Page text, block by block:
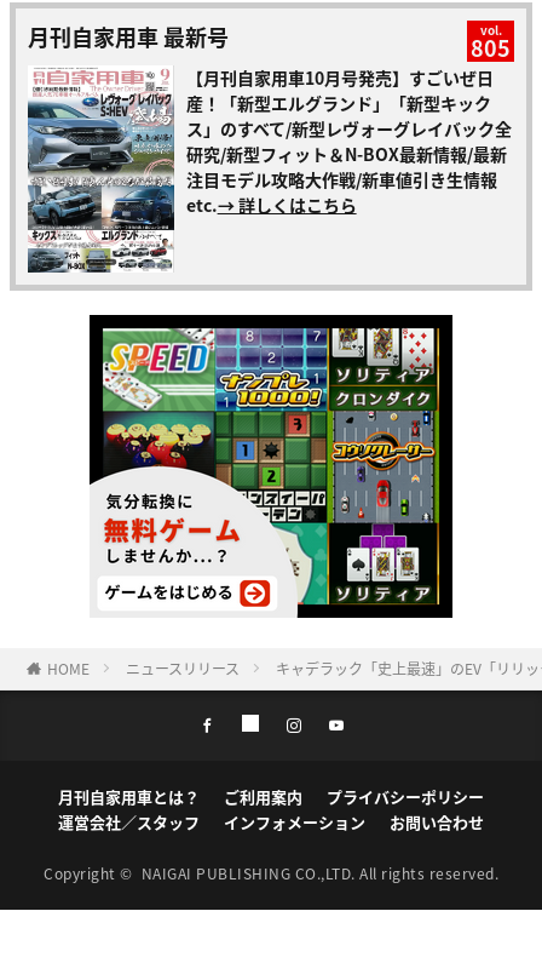
月刊自家用車 最新号 vol.
805
【月刊自家用車10月号発売】すごいぜ日
産！「新型エルグランド」「新型キック
ス」のすべて/新型レヴォーグレイバック全
研究/新型フィット＆N-BOX最新情報/最新
注目モデル攻略大作戦/新車値引き生情報
etc.→ 詳しくはこちら
HOME ニュースリリース キャデラック「史上最速」のEV「リリ
月刊自家用車とは？ ご利用案内
プライバシーポリシー
運営会社／スタッフ
インフォメーション お問い合わせ
Copyright © NAIGAI PUBLISHING CO.,LTD. All rights reserved.